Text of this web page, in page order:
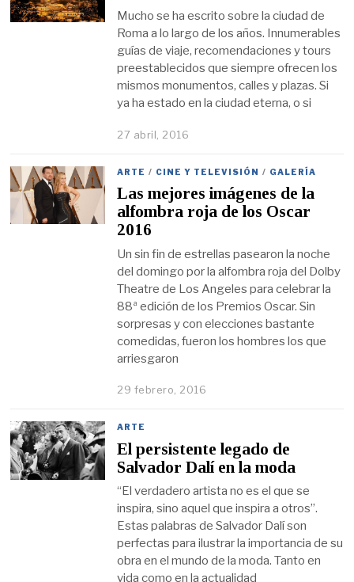
Mucho se ha escrito sobre la ciudad de
Roma a lo largo de los años. Innumerables
guías de viaje, recomendaciones y tours
preestablecidos que siempre ofrecen los
mismos monumentos, calles y plazas. Si
ya ha estado en la ciudad eterna, o si
27 abril, 2016
ARTE / CINE Y TELEVISIÓN / GALERÍA
Las mejores imágenes de la
alfombra roja de los Oscar
2016
Un sin fin de estrellas pasearon la noche
del domingo por la alfombra roja del Dolby
Theatre de Los Angeles para celebrar la
88ª edición de los Premios Oscar. Sin
sorpresas y con elecciones bastante
comedidas, fueron los hombres los que
arriesgaron
29 febrero, 2016
ARTE
El persistente legado de
Salvador Dalí en la moda
“El verdadero artista no es el que se
inspira, sino aquel que inspira a otros”.
Estas palabras de Salvador Dalí son
perfectas para ilustrar la importancia de su
obra en el mundo de la moda. Tanto en
vida como en la actualidad